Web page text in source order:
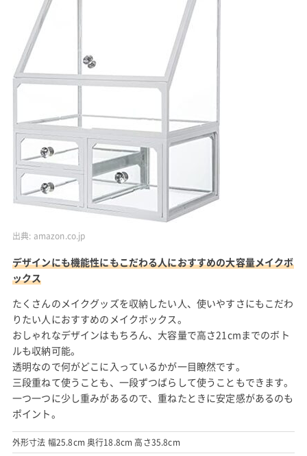
出典: amazon.co.jp
デザインにも機能性にもこだわる人におすすめの大容量メイクボ
ックス
たくさんのメイクグッズを収納したい人、使いやすさにもこだわ
りたい人におすすめのメイクボックス。
おしゃれなデザインはもちろん、大容量で高さ21cmまでのボト
ルも収納可能。
透明なので何がどこに入っているかが一目瞭然です。
三段重ねて使うことも、一段ずつばらして使うこともできます。
一つ一つに少し重みがあるので、重ねたときに安定感があるのも
ポイント。
外形寸法 幅25.8cm 奥行18.8cm 高さ35.8cm